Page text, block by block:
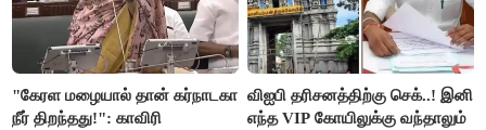
"கேரள மழையால் தான் கர்நாடகா
நீர் திறந்தது!": காவிரி
விஐபி தரிசனத்திற்கு செக்..! இனி
எந்த VIP கோயிலுக்கு வந்தாலும்